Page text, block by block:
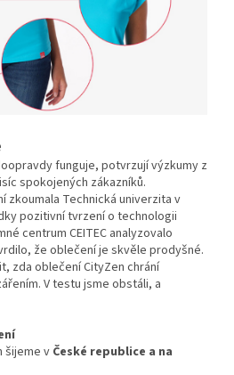
funguje, potvrzují výzkumy z
spokojených zákazníků.
zkoumala Technická univerzita v
pozitivní tvrzení o technologii
centrum CEITEC analyzovalo
že oblečení je skvěle prodyšné.
zda oblečení CityZen chrání
V testu jsme obstáli, a
šijeme v České republice a na